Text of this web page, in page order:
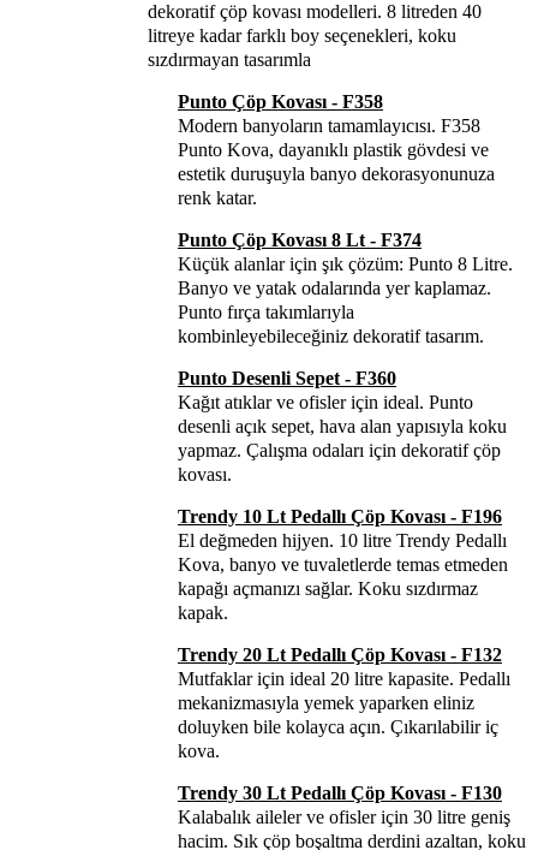
dekoratif çöp kovası modelleri. 8 litreden 40
litreye kadar farklı boy seçenekleri, koku
sızdırmayan tasarımla
Punto Çöp Kovası - F358
Modern banyoların tamamlayıcısı. F358
Punto Kova, dayanıklı plastik gövdesi ve
estetik duruşuyla banyo dekorasyonunuza
renk katar.
Punto Çöp Kovası 8 Lt - F374
Küçük alanlar için şık çözüm: Punto 8 Litre.
Banyo ve yatak odalarında yer kaplamaz.
Punto fırça takımlarıyla
kombinleyebileceğiniz dekoratif tasarım.
Punto Desenli Sepet - F360
Kağıt atıklar ve ofisler için ideal. Punto
desenli açık sepet, hava alan yapısıyla koku
yapmaz. Çalışma odaları için dekoratif çöp
kovası.
Trendy 10 Lt Pedallı Çöp Kovası - F196
El değmeden hijyen. 10 litre Trendy Pedallı
Kova, banyo ve tuvaletlerde temas etmeden
kapağı açmanızı sağlar. Koku sızdırmaz
kapak.
Trendy 20 Lt Pedallı Çöp Kovası - F132
Mutfaklar için ideal 20 litre kapasite. Pedallı
mekanizmasıyla yemek yaparken eliniz
doluyken bile kolayca açın. Çıkarılabilir iç
kova.
Trendy 30 Lt Pedallı Çöp Kovası - F130
Kalabalık aileler ve ofisler için 30 litre geniş
hacim. Sık çöp boşaltma derdini azaltan, koku